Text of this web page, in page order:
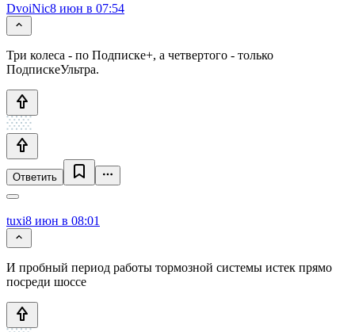
DvoiNic8 июн в 07:54
Три колеса - по Подписке+, а четвертого - только
ПодпискеУльтра.
Ответить
tuxi8 июн в 08:01
И пробный период работы тормозной системы истек прямо
посреди шоссе